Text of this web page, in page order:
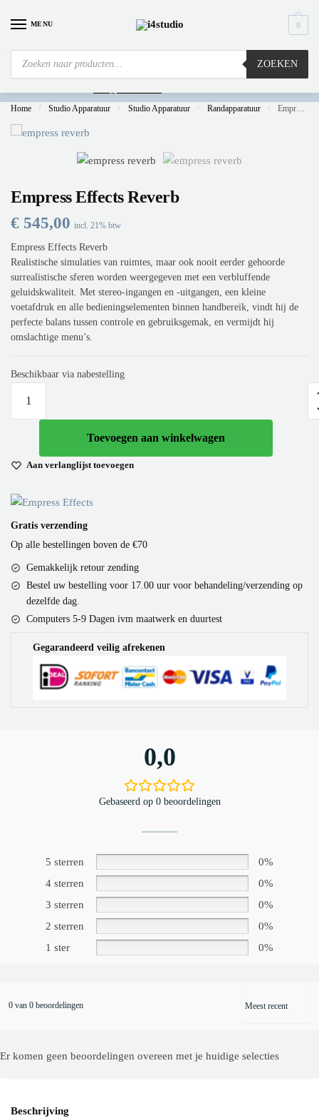
MENU
ZOEKEN
0
Home / Studio Apparatuur / Studio Apparatuur / Randapparatuur / Empress Effects Reverb
Empress Effects Reverb
€ 545,00 incl. 21% btw
Empress Effects Reverb
Realistische simulaties van ruimtes, maar ook nooit eerder gehoorde
surrealistische sferen worden weergegeven met een verbluffende
geluidskwaliteit. Met stereo-ingangen en -uitgangen, een kleine
voetafdruk en alle bedieningselementen binnen handbereik, vindt hij de
perfecte balans tussen controle en gebruiksgemak, en vermijdt hij
omslachtige menu’s.
Beschikbaar via nabestelling
Toevoegen aan winkelwagen
Aan verlanglijst toevoegen
Gratis verzending
Op alle bestellingen boven de €70
Gemakkelijk retour zending
Bestel uw bestelling voor 17.00 uur voor behandeling/verzending op
dezelfde dag.
Computers 5-9 Dagen ivm maatwerk en duurtest
Gegarandeerd veilig afrekenen
0,0
Gebaseerd op 0 beoordelingen
5 sterren
0%
4 sterren
0%
3 sterren
0%
2 sterren
0%
1 ster
0%
0 van 0 beoordelingen
Er komen geen beoordelingen overeen met je huidige selecties
Beschrijving